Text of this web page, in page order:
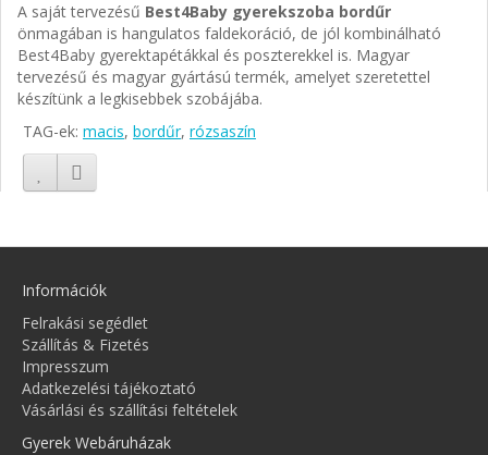
A saját tervezésű Best4Baby gyerekszoba bordűr
önmagában is hangulatos faldekoráció, de jól kombinálható
Best4Baby gyerektapétákkal és poszterekkel is. Magyar
tervezésű és magyar gyártású termék, amelyet szeretettel
készítünk a legkisebbek szobájába.
TAG-ek: macis, bordűr, rózsaszín
Információk
Felrakási segédlet
Szállítás & Fizetés
Impresszum
Adatkezelési tájékoztató
Vásárlási és szállítási feltételek
Gyerek Webáruházak